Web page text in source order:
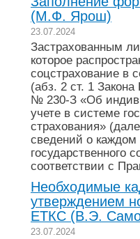
(М.Ф. Ярош)
23.07.2024
Застрахованным
которое
соцстрахование в
(абз. 2 ст. 1
№ 230-З «Об
учете в системе
страхования»
сведений о
государственного
соответствии с
Необходимые
утверждением
ЕТКС (В.Э.
23.07.2024